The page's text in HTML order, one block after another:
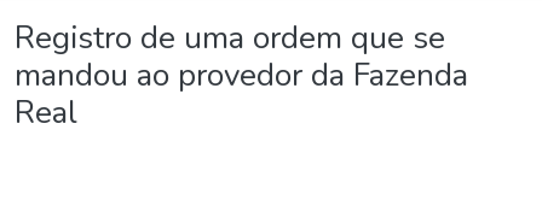
Estatísticas
Registro de uma ordem que se
mandou ao provedor da Fazenda
Real